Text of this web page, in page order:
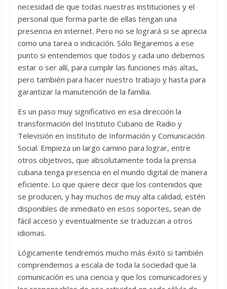
necesidad de que todas nuestras instituciones y el
personal que forma parte de ellas tengan una
presencia en internet. Pero no se logrará si se aprecia
como una tarea o indicación. Sólo llegaremos a ese
punto si entendemos que todos y cada uno debemos
estar o ser allí, para cumplir las funciones más altas,
pero también para hacer nuestro trabajo y hasta para
garantizar la manutención de la familia.
Es un paso muy significativo en esa dirección la
transformación del Instituto Cubano de Radio y
Televisión en Instituto de Información y Comunicación
Social. Empieza un largo camino para lograr, entre
otros objetivos, que absolutamente toda la prensa
cubana tenga presencia en el mundo digital de manera
eficiente. Lo que quiere decir que los contenidos que
se producen, y hay muchos de muy alta calidad, estén
disponibles de inmediato en esos soportes, sean de
fácil acceso y eventualmente se traduzcan a otros
idiomas.
Lógicamente tendremos mucho más éxito si también
comprendemos a escala de toda la sociedad que la
comunicación es una ciencia y que los comunicadores y